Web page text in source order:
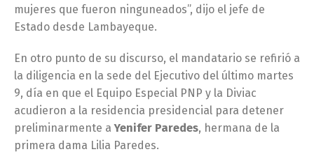
mujeres que fueron ninguneados”, dijo el jefe de
Estado desde Lambayeque.
En otro punto de su discurso, el mandatario se refirió a
la diligencia en la sede del Ejecutivo del último martes
9, día en que el Equipo Especial PNP y la Diviac
acudieron a la residencia presidencial para detener
preliminarmente aYenifer Paredes, hermana de la
primera dama Lilia Paredes.